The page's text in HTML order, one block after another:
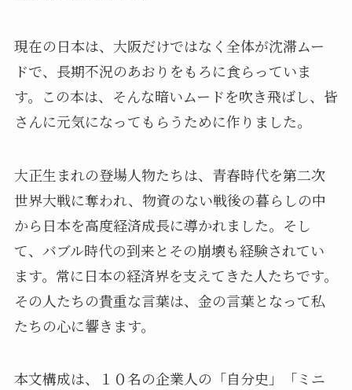
現在の日本は、大阪だけではなく全体が沈滞ムー
ドで、長期不況のあおりをもろに食らっていま
す。この本は、そんな暗いムードを吹き飛ばし、皆
さんに元気になってもらうために作りました。
大正生まれの登場人物たちは、青春時代を第二次
世界大戦に奪われ、物資のない戦後の暮らしの中
から日本を高度経済成長に導かれました。そし
て、バブル時代の到来とその崩壊も経験されてい
ます。常に日本の経済界を支えてきた人たちです。
その人たちの貴重な言葉は、金の言葉となって私
たちの心に響きます。
本文構成は、１０名の企業人の「自分史」「ミニ